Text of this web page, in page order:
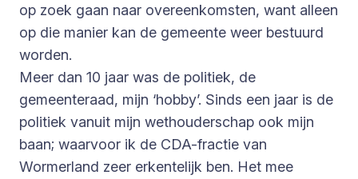
op zoek gaan naar overeenkomsten, want alleen
op die manier kan de gemeente weer bestuurd
worden.
Meer dan 10 jaar was de politiek, de
gemeenteraad, mijn ‘hobby’. Sinds een jaar is de
politiek vanuit mijn wethouderschap ook mijn
baan; waarvoor ik de CDA-fractie van
Wormerland zeer erkentelijk ben. Het mee